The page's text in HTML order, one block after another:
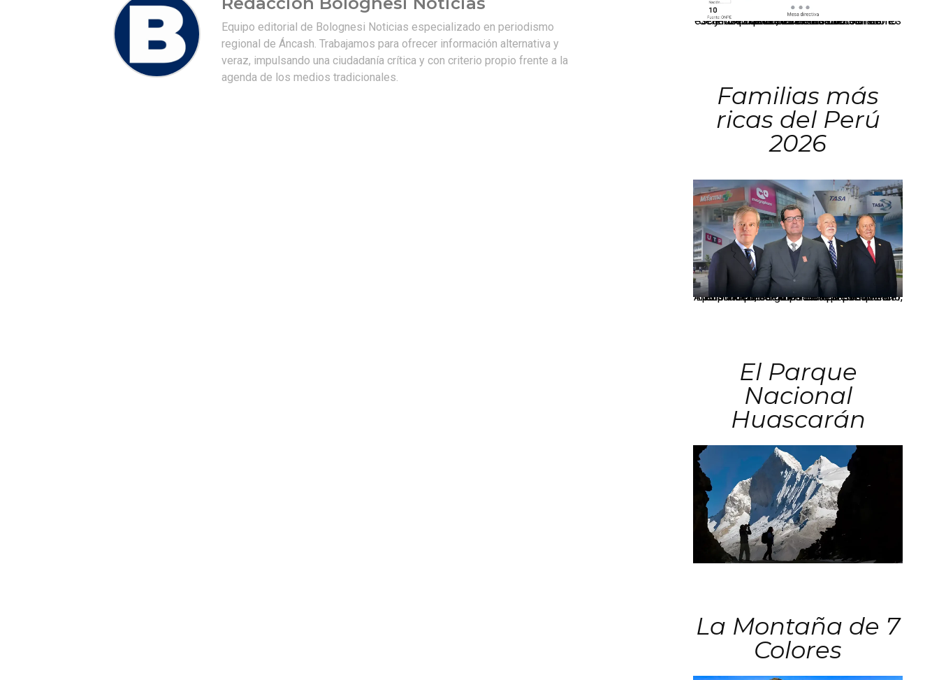
Equipo editorial de Bolognesi Noticias especializado en periodismo
regional de Áncash. Trabajamos para ofrecer información alternativa y
veraz, impulsando una ciudadanía crítica y con criterio propio frente a la
agenda de los medios tradicionales.
El JNE oficializó la distribución de escaños para la elección de 60 senadores y 130 diputados en las Elecciones Generales 2026, tras el restablecimiento de la Bicameralidad.
Familias más
ricas del Perú
2026
Los principales grupos empresariales del país mantienen una fuerte presencia en Áncash mediante inversiones en comercio, educación, salud e industria pesquera.
El Parque
Nacional
Huascarán
La Montaña de 7
Colores